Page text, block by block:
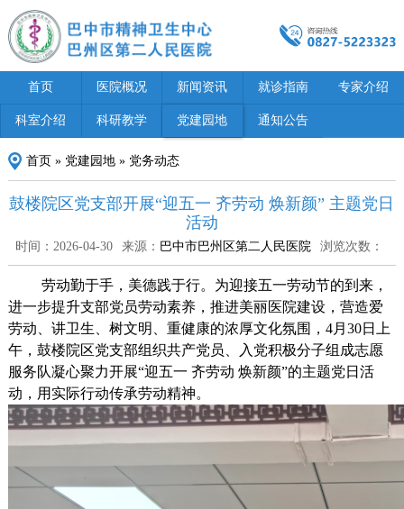
首页 医院概况 新闻资讯 就诊指南 专家介绍
科室介绍 科研教学 党建园地 通知公告
首页» 党建园地» 党务动态
鼓楼院区党支部开展“迎五一 齐劳动 焕新颜” 主题党日
活动
时间：2026-04-30 来源： 巴中市巴州区第二人民医院 浏览次数：
劳动勤于手，美德践于行。为迎接五一劳动节的到来，
进一步提升支部党员劳动素养，推进美丽医院建设，营造爱
劳动、讲卫生、树文明、重健康的浓厚文化氛围，4月30日上
午，鼓楼院区党支部组织共产党员、入党积极分子组成志愿
服务队凝心聚力开展“迎五一 齐劳动 焕新颜”的主题党日活
动，用实际行动传承劳动精神。